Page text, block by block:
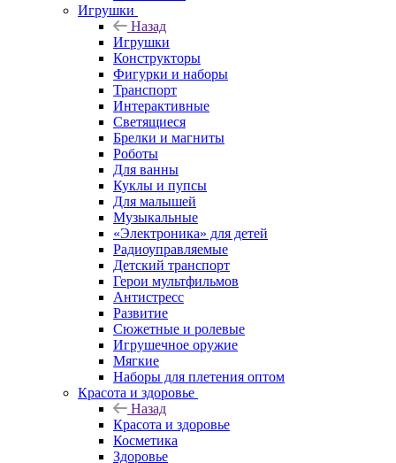
Игрушки
Назад
Игрушки
Конструкторы
Фигурки и наборы
Транспорт
Интерактивные
Светящиеся
Брелки и магниты
Роботы
Для ванны
Куклы и пупсы
Для малышей
Музыкальные
«Электроника» для детей
Радиоуправляемые
Детский транспорт
Герои мультфильмов
Антистресс
Развитие
Сюжетные и ролевые
Игрушечное оружие
Мягкие
Наборы для плетения оптом
Красота и здоровье
Назад
Красота и здоровье
Косметика
Здоровье